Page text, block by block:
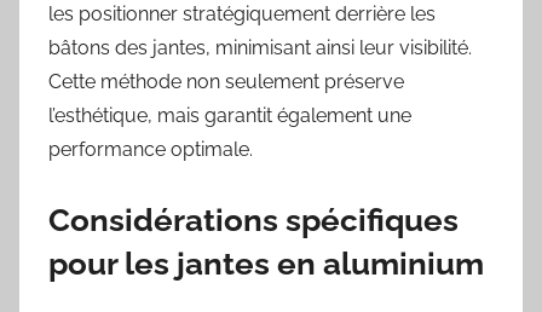
les positionner stratégiquement derrière les
bâtons des jantes, minimisant ainsi leur visibilité.
Cette méthode non seulement préserve
l’esthétique, mais garantit également une
performance optimale.
Considérations spécifiques
pour les jantes en aluminium